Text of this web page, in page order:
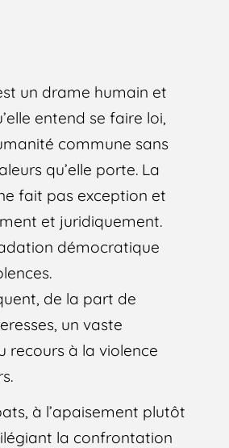
un drame humain et
entend se faire loi,
commune sans
qu’elle porte. La
fait pas exception et
et juridiquement.
démocratique
de la part de
un vaste
recours à la violence
à l’apaisement plutôt
la confrontation